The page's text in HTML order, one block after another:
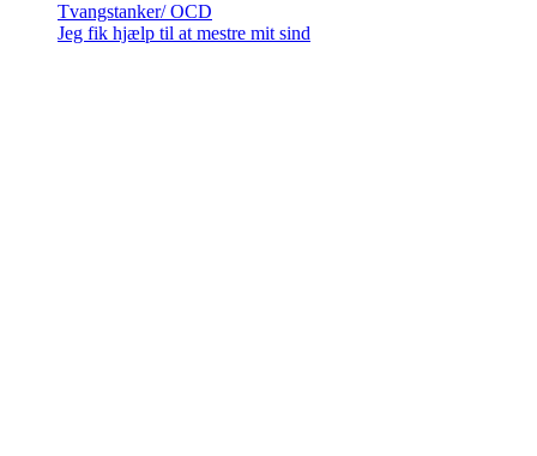
Tvangstanker/ OCD
Jeg fik hjælp til at mestre mit sind